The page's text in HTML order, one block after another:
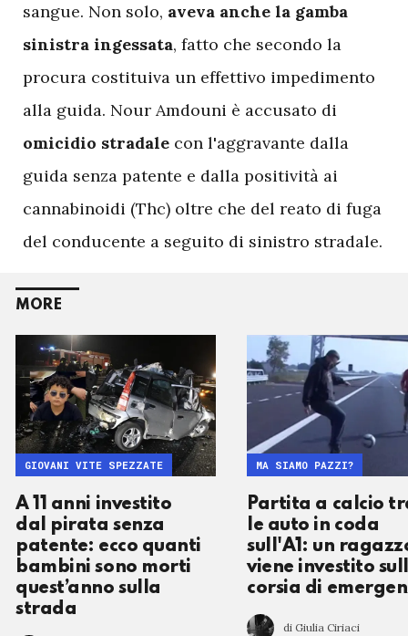
sangue. Non solo, aveva anche la gamba
sinistra ingessata, fatto che secondo la
procura costituiva un effettivo impedimento
alla guida. Nour Amdouni è accusato di
omicidio stradale con l'aggravante dalla
guida senza patente e dalla positività ai
cannabinoidi (Thc) oltre che del reato di fuga
del conducente a seguito di sinistro stradale.
MORE
A 11 anni investito
dal pirata senza
patente: ecco quanti
bambini sono morti
quest’anno sulla
strada
GIOVANI VITE SPEZZATE
Partita a calcio
le auto in coda
sull'A1: un
viene investito
corsia di
di Giulia Ciriaci
MA SIAMO PAZZI?